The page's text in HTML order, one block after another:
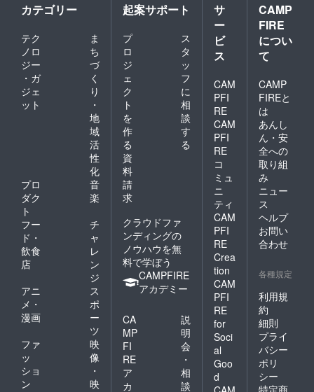
カテゴリー
テク
ノロ
ジー
・ガ
ジェ
ット
ま
ち
づ
く
り
・
地
域
活
性
化
プロ
ダク
ト
音
楽
フー
ド・
飲食
店
チ
ャ
レ
ン
ジ
アニ
メ・
漫画
ス
ポ
ー
ツ
ファ
ッ
ショ
ン
映
像
・
映
起案サポート
プ
ロ
ジ
ェ
ク
ト
を
作
る
ス
タ
ッ
フ
に
相
談
す
る
資
料
請
求
クラウドファ
ンディングの
ノウハウを無
料で学ぼう
CAMPFIRE
アカデミー
CA
MP
FI
RE
ア
カ
説
明
会
・
相
談
サ
ー
ビ
ス
CAM
PFI
RE
CAM
PFI
RE
コ
ミュ
ニ
ティ
CAM
PFI
RE
Crea
tion
CAM
PFI
RE
for
Soci
al
Goo
d
CAMP
FIRE
につい
て
CAMP
FIREと
は
あんし
ん・安
全への
取り組
み
ニュー
ス
ヘルプ
お問い
合わせ
各種規定
利用規
約
細則
プライ
バシー
ポリ
シー
特定商